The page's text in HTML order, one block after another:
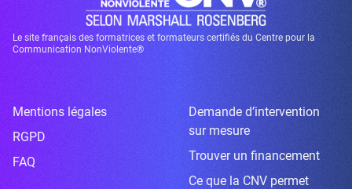
Le site français des formatrices et formateurs certifiés du Centre pour la
Communication NonViolente®
Mentions légales
RGPD
FAQ
Demande d’intervention
sur mesure
Trouver un financement
Ce que la CNV permet